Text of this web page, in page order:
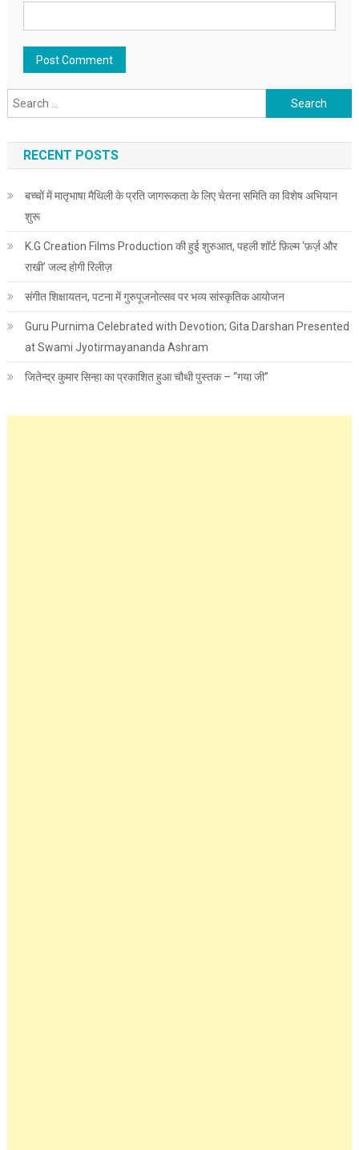
Search for:
RECENT POSTS
बच्चों में मातृभाषा मैथिली के प्रति जागरूकता के लिए चेतना समिति का विशेष अभियान
शुरू
K.G Creation Films Production की हुई शुरुआत, पहली शॉर्ट फ़िल्म ‘फ़र्ज़ और
राखी’ जल्द होगी रिलीज़
संगीत शिक्षायतन, पटना में गुरुपूजनोत्सव पर भव्य सांस्कृतिक आयोजन
Guru Purnima Celebrated with Devotion; Gita Darshan Presented
at Swami Jyotirmayananda Ashram
जितेन्द्र कुमार सिन्हा का प्रकाशित हुआ चौथी पुस्तक – “गया जी”